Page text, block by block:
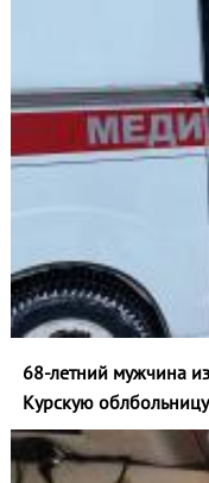
68-летний мужчина
Курскую